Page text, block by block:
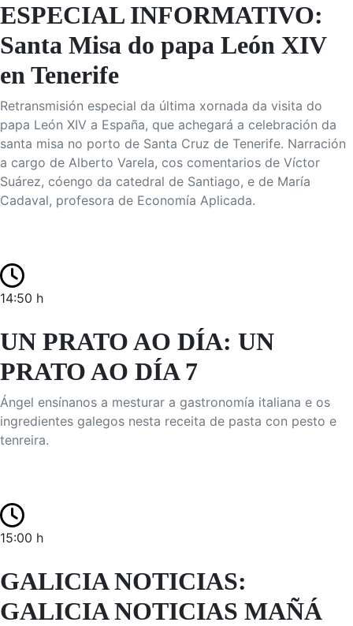
ESPECIAL INFORMATIVO:
Santa Misa do papa León XIV
en Tenerife
Retransmisión especial da última xornada da visita do
papa León XIV a España, que achegará a celebración da
santa misa no porto de Santa Cruz de Tenerife. Narración
a cargo de Alberto Varela, cos comentarios de Víctor
Suárez, cóengo da catedral de Santiago, e de María
Cadaval, profesora de Economía Aplicada.
14:50 h
UN PRATO AO DÍA: UN
PRATO AO DÍA 7
Ángel ensínanos a mesturar a gastronomía italiana e os
ingredientes galegos nesta receita de pasta con pesto e
tenreira.
15:00 h
GALICIA NOTICIAS:
GALICIA NOTICIAS MAÑÁ